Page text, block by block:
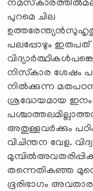
പുറമെ ചില
പലപ്പോഴും ഇരുപത്
നിസ്‌കാര ശേഷം
നില്‍ക്കുന്ന
ശ്രദ്ധേയമായ
അതുള്ളവര്‍ക്കും
വിചിന്തന വേള.
തന്നെതികഞ്ഞ
ഭൂരിഭാഗം